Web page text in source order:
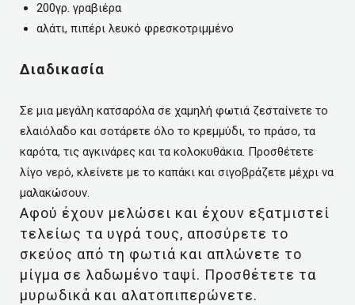
200γρ. γραβιέρα
αλάτι, πιπέρι λευκό φρεσκοτριμμένο
Διαδικασία
Σε μια μεγάλη κατσαρόλα σε χαμηλή φωτιά ζεσταίνετε το
ελαιόλαδο και σοτάρετε όλο το κρεμμύδι, το πράσο, τα
καρότα, τις αγκινάρες και τα κολοκυθάκια. Προσθέτετε
λίγο νερό, κλείνετε με το καπάκι και σιγοβράζετε μέχρι να
μαλακώσουν.
Αφού έχουν μελώσει και έχουν εξατμιστεί
τελείως τα υγρά τους, αποσύρετε το
σκεύος από τη φωτιά και απλώνετε το
μίγμα σε λαδωμένο ταψί. Προσθέτετε τα
μυρωδικά και αλατοπιπερώνετε.